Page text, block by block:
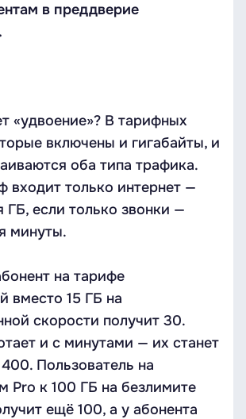
в преддверие
«удвоение»? В тарифных
включены и гигабайты, и
оба типа трафика.
входит только интернет —
если только звонки —
минуты.
на тарифе
вместо 15 ГБ на
скорости получит 30.
и с минутами — их станет
Пользователь на
Pro к 100 ГБ на безлимите
ещё 100, а у абонента